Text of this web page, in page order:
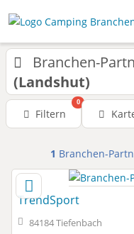
Branchen-
(Landshut)
Filtern
0
1 Branchen-
TrendSport
84184 Tiefenbach